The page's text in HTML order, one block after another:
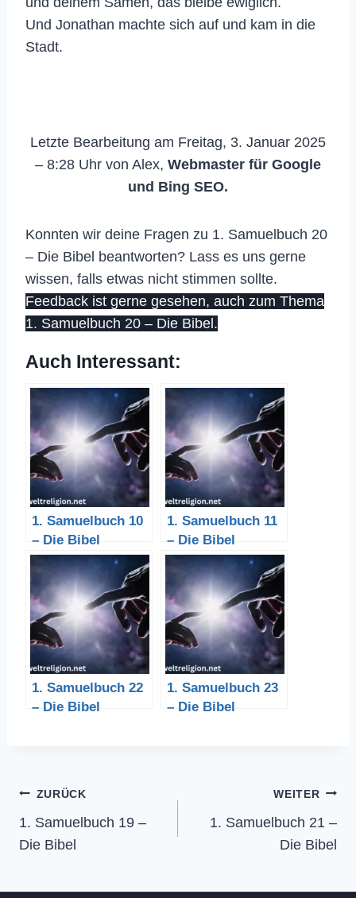
Und Jonathan machte sich auf und kam in die
Stadt.
Letzte Bearbeitung am Freitag, 3. Januar 2025
– 8:28 Uhr von Alex, Webmaster für Google
und Bing SEO.
Konnten wir deine Fragen zu 1. Samuelbuch 20
– Die Bibel beantworten? Lass es uns gerne
wissen, falls etwas nicht stimmen sollte.
Feedback ist gerne gesehen, auch zum Thema
1. Samuelbuch 20 – Die Bibel.
Auch Interessant:
1. Samuelbuch 10
– Die Bibel
1. Samuelbuch 11
– Die Bibel
1. Samuelbuch 22
– Die Bibel
1. Samuelbuch 23
– Die Bibel
Beitragsnavigation
ZURÜCK
1. Samuelbuch 19 –
Die Bibel
WEITER
1. Samuelbuch 21 –
Die Bibel